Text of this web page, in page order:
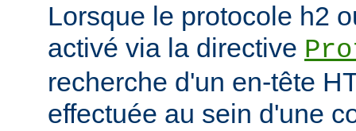
Lorsque le protocole h2
activé via la directive
recherche d'un en-tête
effectuée au sein d'une